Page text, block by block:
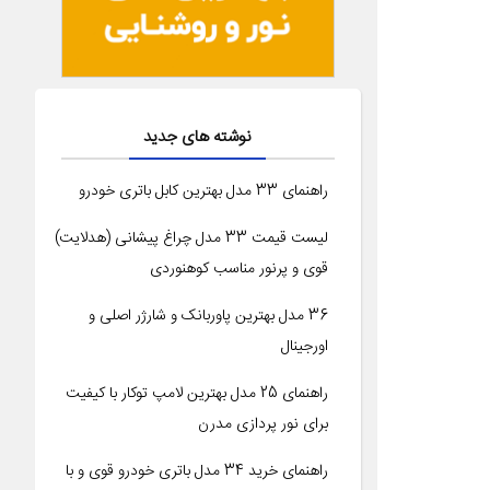
نوشته های جدید
راهنمای 33 مدل بهترین کابل باتری خودرو
لیست قیمت 33 مدل چراغ پیشانی (هدلایت)
قوی و پرنور مناسب کوهنوردی
36 مدل بهترین پاوربانک و شارژر اصلی و
اورجینال
راهنمای 25 مدل بهترین لامپ توکار با کیفیت
برای نور پردازی مدرن
راهنمای خرید 34 مدل باتری خودرو قوی و با